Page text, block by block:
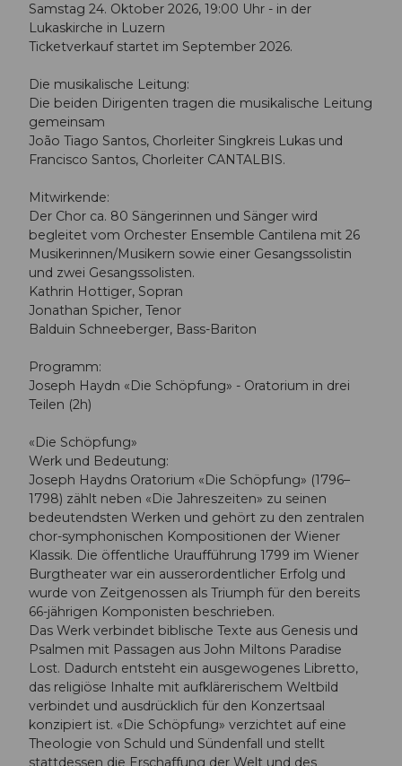
Samstag 24. Oktober 2026, 19:00 Uhr - in der
Lukaskirche in Luzern
Ticketverkauf startet im September 2026.
Die musikalische Leitung:
Die beiden Dirigenten tragen die musikalische Leitung
gemeinsam
João Tiago Santos, Chorleiter Singkreis Lukas und
Francisco Santos, Chorleiter CANTALBIS.
Mitwirkende:
Der Chor ca. 80 Sängerinnen und Sänger wird
begleitet vom Orchester Ensemble Cantilena mit 26
Musikerinnen/Musikern sowie einer Gesangssolistin
und zwei Gesangssolisten.
Kathrin Hottiger, Sopran
Jonathan Spicher, Tenor
Balduin Schneeberger, Bass-Bariton
Programm:
Joseph Haydn «Die Schöpfung» - Oratorium in drei
Teilen (2h)
«Die Schöpfung»
Werk und Bedeutung:
Joseph Haydns Oratorium «Die Schöpfung» (1796–
1798) zählt neben «Die Jahreszeiten» zu seinen
bedeutendsten Werken und gehört zu den zentralen
chor-symphonischen Kompositionen der Wiener
Klassik. Die öffentliche Uraufführung 1799 im Wiener
Burgtheater war ein ausserordentlicher Erfolg und
wurde von Zeitgenossen als Triumph für den bereits
66-jährigen Komponisten beschrieben.
Das Werk verbindet biblische Texte aus Genesis und
Psalmen mit Passagen aus John Miltons Paradise
Lost. Dadurch entsteht ein ausgewogenes Libretto,
das religiöse Inhalte mit aufklärerischem Weltbild
verbindet und ausdrücklich für den Konzertsaal
konzipiert ist. «Die Schöpfung» verzichtet auf eine
Theologie von Schuld und Sündenfall und stellt
stattdessen die Erschaffung der Welt und des